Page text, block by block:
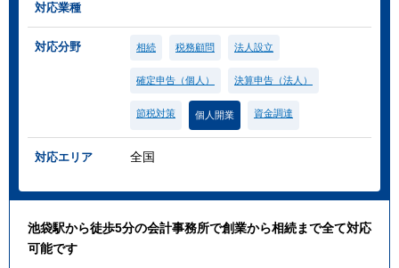
対応業種
対応分野 相続 税務顧問 法人設立
確定申告（個人） 決算申告（法人）
節税対策 個人開業 資金調達
対応エリア 全国
池袋駅から徒歩5分の会計事務所で創業から相続まで全て対応
可能です